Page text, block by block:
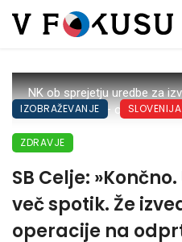
NK ob sprejetju uredbe za
kardiokirurgije – operacije
IZOBRAŽEVANJE SLOVENIJA
ZDRAVJE
SB Celje:
več spotik. Že
operacije na